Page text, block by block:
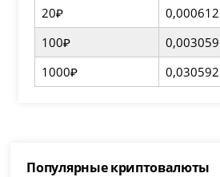
20₽
0,000612
100₽
0,003059
1000₽
0,030592
Популярные криптовалюты